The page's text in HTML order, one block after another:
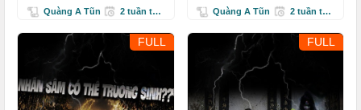
Quàng A Tũn 2 tuần trước Quàng A Tũn 2 tuần trước
FULL FULL